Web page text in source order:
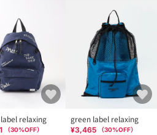
いただきました。
た価格と異なる価格のタグが添付
お届けさせていただく場合がござ
ください。
全国のgreen label relaxing各店舗ま
け下さい。
M 品番：38325991278
relaxing
（30%OFF）
green label relaxing
¥3,465 （30%OFF）